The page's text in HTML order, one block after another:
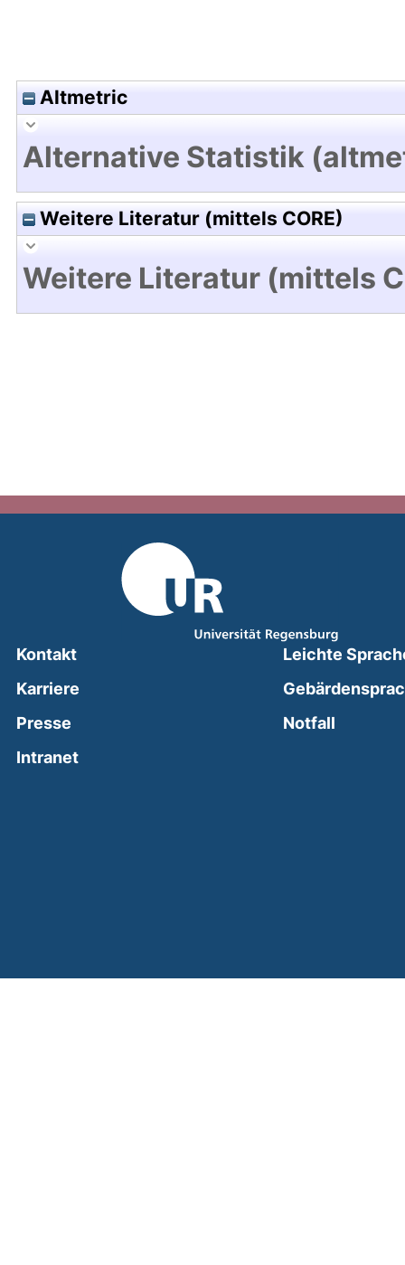
Altmetric
Alternative Statistik
Weitere Literatur (mittels CORE)
Weitere Literatur (mittels
Kontakt
Karriere
Presse
Intranet(external link, opens in a new window)
Leichte
Notfall